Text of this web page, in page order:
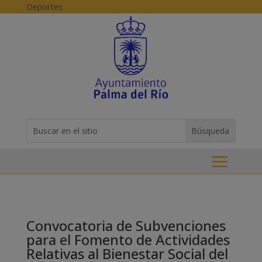
Skip to content
Deportes
for...
Convocatoria de Subvenciones
para el Fomento de Actividades
Relativas al Bienestar Social del